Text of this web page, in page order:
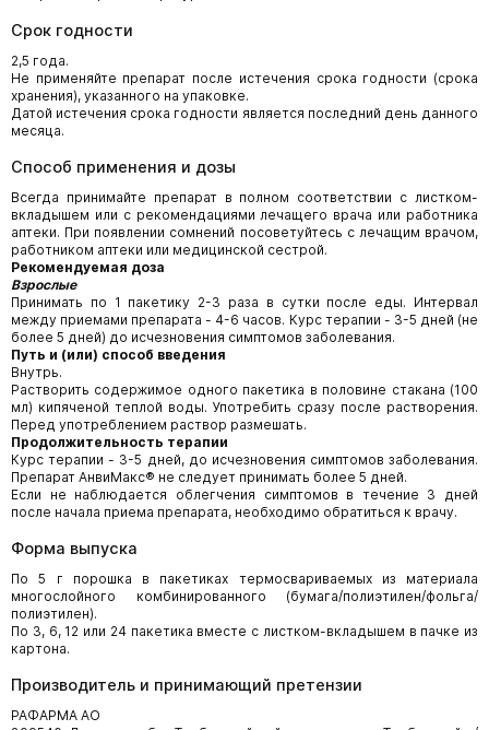
Срок годности
2,5 года.
Не применяйте препарат после истечения срока годности (срока
хранения), указанного на упаковке.
Датой истечения срока годности является последний день данного
месяца.
Способ применения и дозы
Всегда принимайте препарат в полном соответствии с листком-
вкладышем или с рекомендациями лечащего врача или работника
аптеки. При появлении сомнений посоветуйтесь с лечащим врачом,
работником аптеки или медицинской сестрой.
Рекомендуемая доза
Взрослые
Принимать по 1 пакетику 2-3 раза в сутки после еды. Интервал
между приемами препарата - 4-6 часов. Курс терапии - 3-5 дней (не
более 5 дней) до исчезновения симптомов заболевания.
Путь и (или) способ введения
Внутрь.
Растворить содержимое одного пакетика в половине стакана (100
мл) кипяченой теплой воды. Употребить сразу после растворения.
Перед употреблением раствор размешать.
Продолжительность терапии
Курс терапии - 3-5 дней, до исчезновения симптомов заболевания.
Препарат АнвиМакс® не следует принимать более 5 дней.
Если не наблюдается облегчения симптомов в течение 3 дней
после начала приема препарата, необходимо обратиться к врачу.
Форма выпуска
По 5 г порошка в пакетиках термосвариваемых из материала
многослойного комбинированного (бумага/полиэтилен/фольга/
полиэтилен).
По 3, 6, 12 или 24 пакетика вместе с листком-вкладышем в пачке из
картона.
Производитель и принимающий претензии
РАФАРМА АО